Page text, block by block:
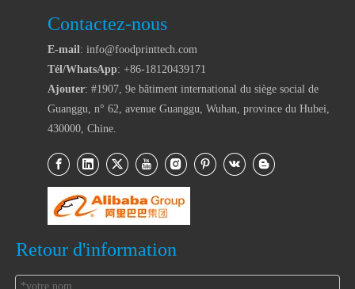
Contactez-nous
E-mail: info@foodprinttech.com
Tél/WhatsApp: +86-18120439171
Ajouter: #1907, 9e bâtiment international du siège social de
Guanggu, n° 62, avenue Guanggu, Wuhan, province du Hubei,
430000, Chine.
Retour d'information